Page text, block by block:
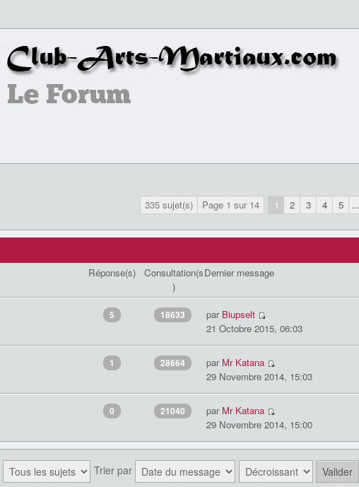
335 sujet(s) Page 1 sur 14 1 2 3 4 5 ...
Réponse(s)
Consultation(s
)
Dernier message
5 18633 par Biupselt
21 Octobre 2015, 06:03
1 28664 par Mr Katana
29 Novembre 2014, 15:03
0 21040 par Mr Katana
29 Novembre 2014, 15:00
Trier par